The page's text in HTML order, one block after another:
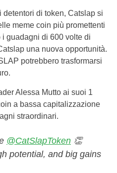
di token, Catslap si
meme coin più promettenti
guadagni di 600 volte di
una nuova opportunità.
potrebbero trasformarsi
Alessa Mutto ai suoi 1
a bassa capitalizzazione
straordinari.
@CatSlapToken 👏
potential, and big gains